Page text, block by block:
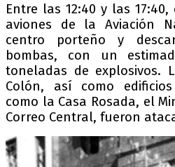
Entre las 12:40 y las
aviones de la Aviación
centro porteño y
bombas, con un
toneladas de explosivos.
Colón, así como
como la Casa Rosada, el
Correo Central, fueron